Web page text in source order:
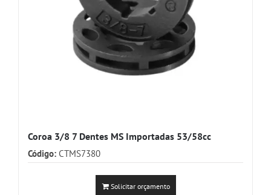
Coroa 3/8 7 Dentes MS Importadas 53/58cc
Código: CTMS7380
Solicitar orçamento